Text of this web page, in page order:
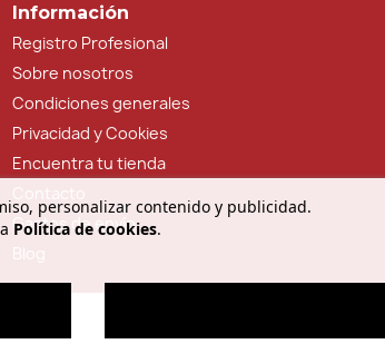
personalizar contenido y publicidad.
Política de cookies.
Información
Registro Profesional
Sobre nosotros
Condiciones generales
Privacidad y Cookies
Encuentra tu tienda
Gastos de envío